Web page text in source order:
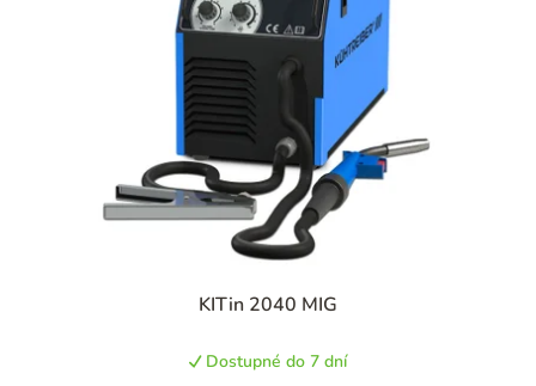
KITin 2040 MIG
hodnotenie
je
Dostupné do 7 dní